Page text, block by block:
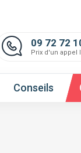
09 72 72
Prix d'un appel
Conseils